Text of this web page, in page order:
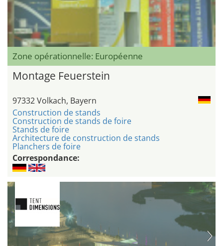
Zone opérationnelle: Européenne
Montage Feuerstein
97332 Volkach, Bayern
Construction de stands
Construction de stands de foire
Stands de foire
Architecture de construction de stands
Planchers de foire
Correspondance: